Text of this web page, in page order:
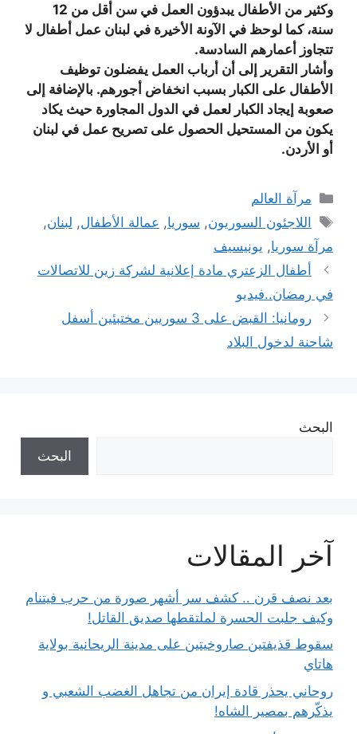
وكثير من الأطفال يبدؤون العمل في سن أقل من 12
سنة، كما لوحظ في الآونة الأخيرة في لبنان عمل أطفال لا
تتجاوز أعمارهم السادسة.
وأشار التقرير إلى أن أرباب العمل يفضلون توظيف
الأطفال على الكبار بسبب انخفاض أجورهم. بالإضافة إلى
صعوبة إيجاد الكبار لعمل في الدول المجاورة حيث يكاد
يكون من المستحيل الحصول على تصريح عمل في لبنان
أو الأردن.
التصنيفات
مرآة العالم
الوسوم
اللاجئون السوريون, سوريا, عمالة الأطفال, لبنان,
مرآة سوريا, يونيسيف
أطفال الزعتري مادة إعلانية لشركة زين للاتصالات
في رمضان..فيديو
رومانيا: القبض على 3 سوريين مختبئين أسفل
شاحنة لدخول البلاد
البحث
البحث
آخر المقالات
بعد نصف قرن .. كشف سر أشهر صورة من حرب فيتنام
وكيف جلبت الحسرة لملتقطها صديق القاتل!
سقوط قذيفتين صاروخيتين على مدينة الريحانية بولاية
هاتاي
روحاني يحذر قادة إيران من تجاهل الغضب الشعبي و
يذكّرهم بمصير الشاه!